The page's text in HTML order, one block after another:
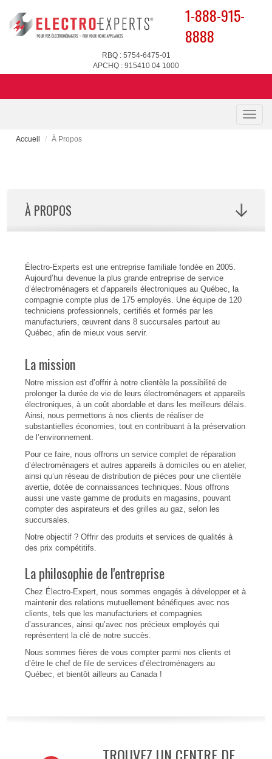
1-888-915-
8888
RBQ : 5754-6475-01
APCHQ : 915410 04 1000
Toggle
Accueil À Propos
À PROPOS
Électro-Experts est une entreprise familiale fondée en 2005.
Aujourd’hui devenue la plus grande entreprise de service
d’électroménagers et d'appareils électroniques au Québec, la
compagnie compte plus de 175 employés. Une équipe de 120
techniciens professionnels, certifiés et formés par les
manufacturiers, œuvrent dans 8 succursales partout au
Québec, afin de mieux vous servir.
La mission
Notre mission est d’offrir à notre clientèle la possibilité de
prolonger la durée de vie de leurs électroménagers et appareils
électroniques, à un coût abordable et dans les meilleurs délais.
Ainsi, nous permettons à nos clients de réaliser de
substantielles économies, tout en contribuant à la préservation
de l’environnement.
Pour ce faire, nous offrons un service complet de réparation
d’électroménagers et autres appareils à domiciles ou en atelier,
ainsi qu’un réseau de distribution de pièces pour une clientèle
avertie, dotée de connaissances techniques. Nous offrons
aussi une vaste gamme de produits en magasins, pouvant
compter des aspirateurs et des grilles au gaz, selon les
succursales.
Notre objectif ? Offrir des produits et services de qualités à
des prix compétitifs.
La philosophie de l'entreprise
Chez Électro-Expert, nous sommes engagés à développer et à
maintenir des relations mutuellement bénéfiques avec nos
clients, tels que les manufacturiers et compagnies
d’assurances, ainsi qu’avec nos précieux employés qui
représentent la clé de notre succès.
Nous sommes fières de vous compter parmi nos clients et
d’être le chef de file de services d’électroménagers au
Québec, et bientôt ailleurs au Canada !